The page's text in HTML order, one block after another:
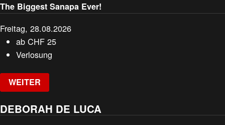
The Biggest Sanapa Ever!
Freitag, 28.08.2026
abCHF 25
Verlosung
WEITER
DEBORAH DE LUCA